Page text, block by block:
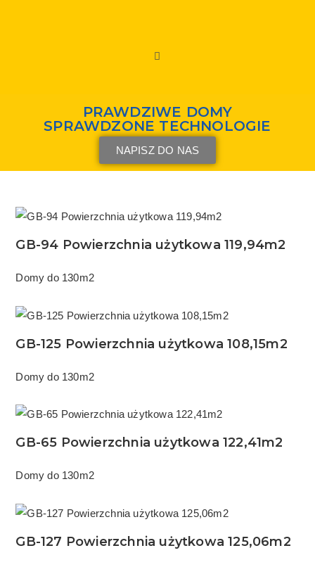
PRAWDZIWE DOMY
SPRAWDZONE TECHNOLOGIE
NAPISZ DO NAS
GB-94 Powierzchnia użytkowa 119,94m2
Domy do 130m2
GB-125 Powierzchnia użytkowa 108,15m2
Domy do 130m2
GB-65 Powierzchnia użytkowa 122,41m2
Domy do 130m2
GB-127 Powierzchnia użytkowa 125,06m2